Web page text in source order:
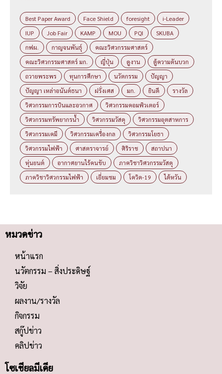
Best Paper Award Face Shield foresight
i-Leader
IUP
Job Fair KAMP MOU PQI
SKUBA
กฟผ.
กาญจนพันธุ์
คณะวิศวกรรมศาสตร์
คณะวิศวกรรมศาสตร์ มก.
ญี่ปุ่น ดูงาน
ตู้ความดันบวก
ถวายพระพร
ทุนการศึกษา นวัตกรรม
ปัญญา
ปัญญา เหล่าอนันต์ธนา
ฝรั่งเศส มก. ยินดี
รางวัล
วิศวกรรมการบินและอวกาศ
วิศวกรรมคอมพิวเตอร์
วิศวกรรมทรัพยากรน้ำ
วิศวกรรมวัสดุ
วิศวกรรมอุตสาหการ
วิศวกรรมเคมี
วิศวกรรมเครื่องกล
วิศวกรรมโยธา
วิศวกรรมไฟฟ้า
ศาสตราจารย์ ศิริราช
สถาปนา
หุ่นยนต์
อากาศยานไร้คนขับ
ภาควิชาวิศวกรรมวัสดุ
ภาควิชาวิศวกรรมไฟฟ้า
เยี่ยมชม โควิด-19 ไต้หวัน
หมวดข่าว
หน้าแรก
นวัตกรรม – สิ่งประดิษฐ์
วิจัย
ผลงาน/รางวัล
กิจกรรม
สกู๊ปข่าว
คลิปข่าว
โซเชียลมีเดีย